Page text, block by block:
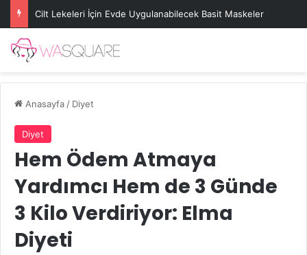
Cilt Lekeleri İçin Evde Uygulanabilecek Basit Maskeler
Anasayfa/ Diyet
Diyet
Hem Ödem Atmaya
Yardımcı Hem de 3 Günde
3 Kilo Verdiriyor: Elma
Diyeti